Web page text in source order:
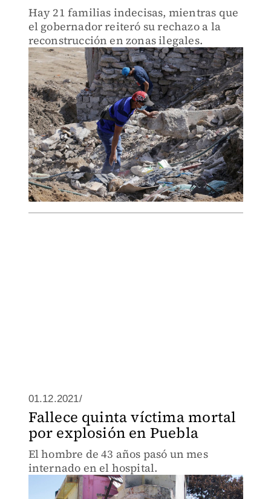
Hay 21 familias indecisas, mientras que
el gobernador reiteró su rechazo a la
reconstrucción en zonas ilegales.
01.12.2021/
Fallece quinta víctima mortal
por explosión en Puebla
El hombre de 43 años pasó un mes
internado en el hospital.